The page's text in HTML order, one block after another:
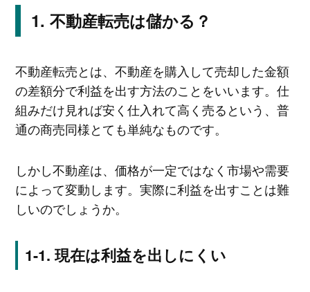
不動産転売は儲かる？
不動産転売とは、不動産を購入して売却した金額
の差額分で利益を出す方法のことをいいます。仕
組みだけ見れば安く仕入れて高く売るという、普
通の商売同様とても単純なものです。
しかし不動産は、価格が一定ではなく市場や需要
によって変動します。実際に利益を出すことは難
しいのでしょうか。
現在は利益を出しにくい